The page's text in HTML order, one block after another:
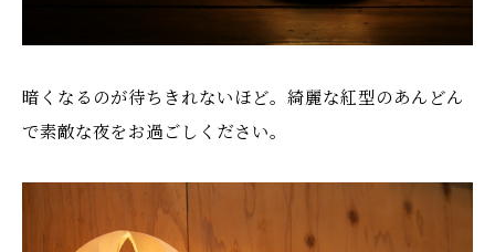
暗くなるのが待ちきれないほど。綺麗な紅型のあんどん
で素敵な夜をお過ごしください。